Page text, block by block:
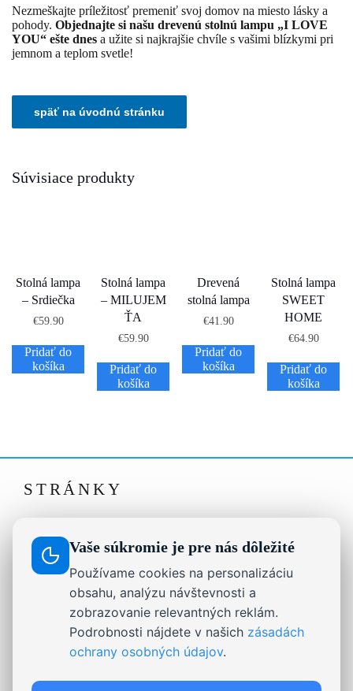
Nezmeškajte príležitosť premeniť svoj domov na miesto lásky a
pohody. Objednajte si našu drevenú stolnú lampu „I LOVE
YOU“ ešte dnes a užite si najkrajšie chvíle s vašimi blízkymi pri
jemnom a teplom svetle!
Súvisiace produkty
Stolná lampa
– Srdiečka
€59.90
Pridať do
košíka
Stolná lampa
– MILUJEM
ŤA
€59.90
Pridať do
košíka
Drevená
stolná lampa
€41.90
Pridať do
košíka
Stolná lampa
SWEET
HOME
€64.90
Pridať do
košíka
STRÁNKY
Ausis.sk
Formulár na odstúpenie od zmluvy
On-line chat
Reklamačný poriadok
Stabilizovaný mach.
Vaše súkromie je pre nás dôležité
Používame cookies na personalizáciu
obsahu, analýzu návštevnosti a
zobrazovanie relevantných reklám.
Podrobnosti nájdete v našich zásadách
ochrany osobných údajov.